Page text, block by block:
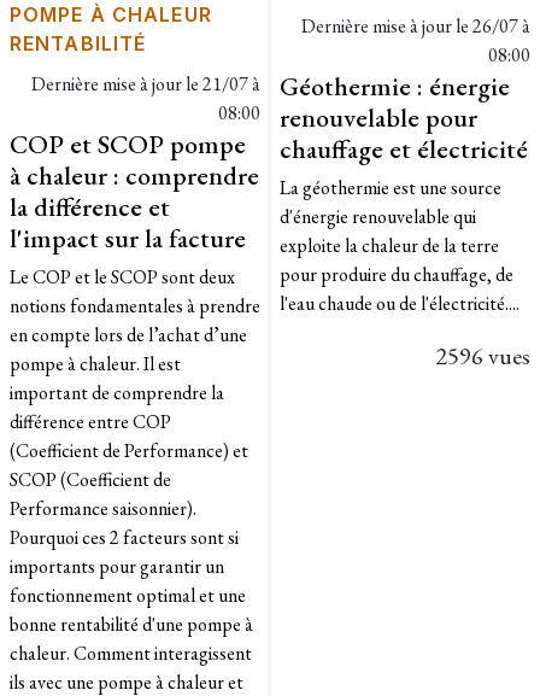
POMPE À CHALEUR
RENTABILITÉ
Dernière mise à jour le21/07 à
08:00
COP et SCOP pompe
à chaleur : comprendre
la différence et
l'impact sur la facture
Le COP et le SCOP sont deux
notions fondamentales à prendre
en compte lors de l’achat d’une
pompe à chaleur. Il est
important de comprendre la
différence entre COP
(Coefficient de Performance) et
SCOP (Coefficient de
Performance saisonnier).
Pourquoi ces 2 facteurs sont si
importants pour garantir un
fonctionnement optimal et une
bonne rentabilité d'une pompe à
chaleur. Comment interagissent
ils avec une pompe à chaleur et
Dernière mise à jour le26/07 à
08:00
Géothermie : énergie
renouvelable pour
chauffage et électricité
La géothermie est une source
d'énergie renouvelable qui
exploite la chaleur de la terre
pour produire du chauffage, de
l'eau chaude ou de l'électricité....
2596 vues